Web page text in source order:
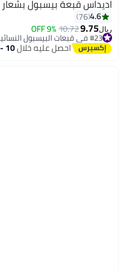
5
اديداس قبعة بيسبول بشعار
4.6
76
ريال9.75
10.72
9% OFF
#23 في قبعات البيسبول النسائية
أقل سعر في 30 يوم
#23 في قبعات البيسبول النسائية
احصل عليه خلال10 - 11 اغسطس